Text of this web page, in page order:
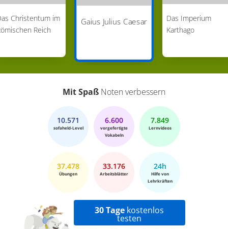
Christentum im
Reich
Gaius Julius Caesar
Das Imperium
Karthago
Mit Spaß Noten verbessern
10.571
sofaheld-Level
6.600
vorgefertigte
Vokabeln
7.849
Lernvideos
37.478
Übungen
33.176
Arbeitsblätter
24h
Hilfe von
Lehrkräften
30 Tage kostenlos
testen